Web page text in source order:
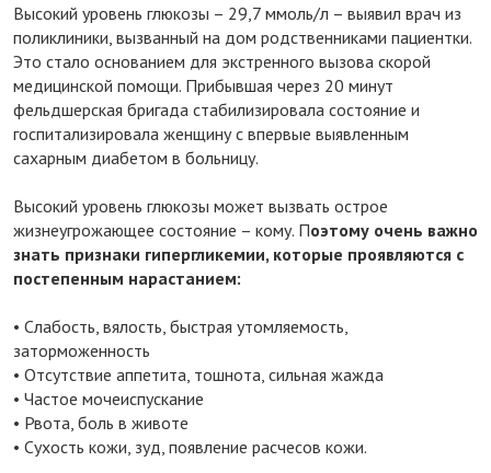
Высокий уровень глюкозы – 29,7 ммоль/л – выявил врач из
поликлиники, вызванный на дом родственниками пациентки.
Это стало основанием для экстренного вызова скорой
медицинской помощи. Прибывшая через 20 минут
фельдшерская бригада стабилизировала состояние и
госпитализировала женщину с впервые выявленным
сахарным диабетом в больницу.
Высокий уровень глюкозы может вызвать острое
жизнеугрожающее состояние – кому. Поэтому очень важно
знать признаки гипергликемии, которые проявляются с
постепенным нарастанием:
• Слабость, вялость, быстрая утомляемость,
заторможенность
• Отсутствие аппетита, тошнота, сильная жажда
• Частое мочеиспускание
• Рвота, боль в животе
• Сухость кожи, зуд, появление расчесов кожи.